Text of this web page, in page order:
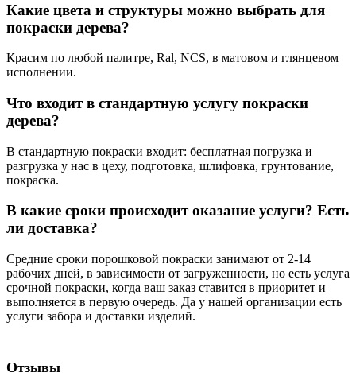
Какие цвета и структуры можно выбрать для
покраски дерева?
Красим по любой палитре, Ral, NCS, в матовом и глянцевом
исполнении.
Что входит в стандартную услугу покраски
дерева?
В стандартную покраски входит: бесплатная погрузка и
разгрузка у нас в цеху, подготовка, шлифовка, грунтование,
покраска.
В какие сроки происходит оказание услуги? Есть
ли доставка?
Средние сроки порошковой покраски занимают от 2-14
рабочих дней, в зависимости от загруженности, но есть услуга
срочной покраски, когда ваш заказ ставится в приоритет и
выполняется в первую очередь. Да у нашей организации есть
услуги забора и доставки изделий.
Отзывы